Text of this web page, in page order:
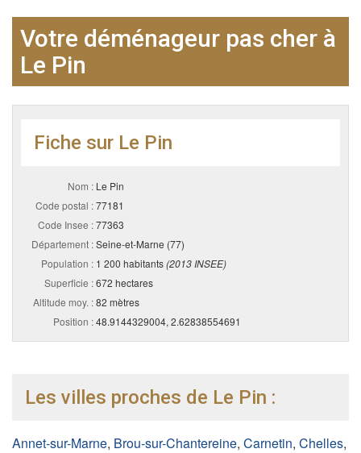
Votre déménageur pas cher à
Le Pin
Fiche sur Le Pin
Nom : Le Pin
Code postal :77181
Code Insee :77363
Département :Seine-et-Marne (77)
Population : 1 200 habitants(2013 INSEE)
Superficie :672 hectares
Altitude moy. :82 mètres
Position :48.9144329004, 2.62838554691
Les villes proches de Le Pin :
Annet-sur-Marne, Brou-sur-Chantereine, Carnetin, Chelles,